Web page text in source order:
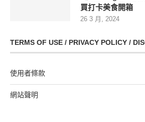
買打卡美食開箱
26 3 月, 2024
TERMS OF USE / PRIVACY POLICY /
使用者條款
網站聲明